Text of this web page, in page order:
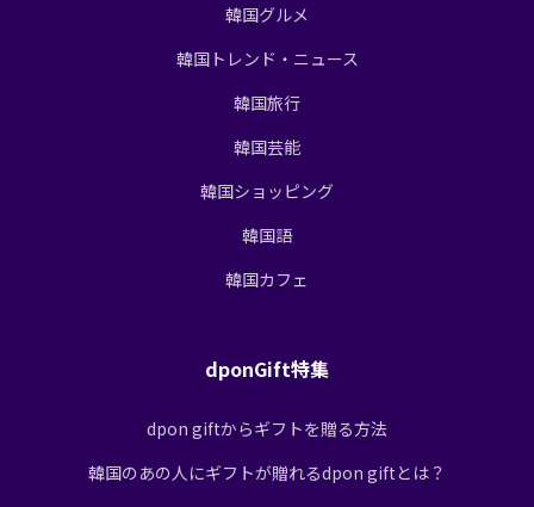
韓国グルメ
韓国トレンド・ニュース
韓国旅行
韓国芸能
韓国ショッピング
韓国語
韓国カフェ
dponGift特集
dpon giftからギフトを贈る方法
韓国のあの人にギフトが贈れるdpon giftとは？